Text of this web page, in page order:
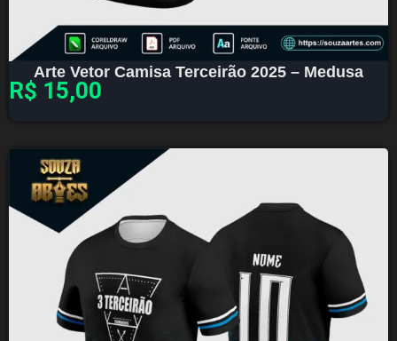
Arte Vetor Camisa Terceirão 2025 – Medusa
R$ 15,00